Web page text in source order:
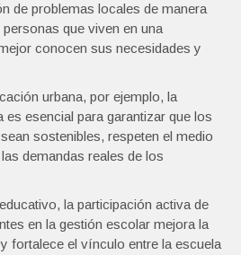
de problemas locales de manera
que viven en una
conocen sus necesidades y
urbana, por ejemplo, la
es esencial para garantizar que los
sostenibles, respeten el medio
demandas reales de los
la participación activa de
en la gestión escolar mejora la
fortalece el vínculo entre la escuela